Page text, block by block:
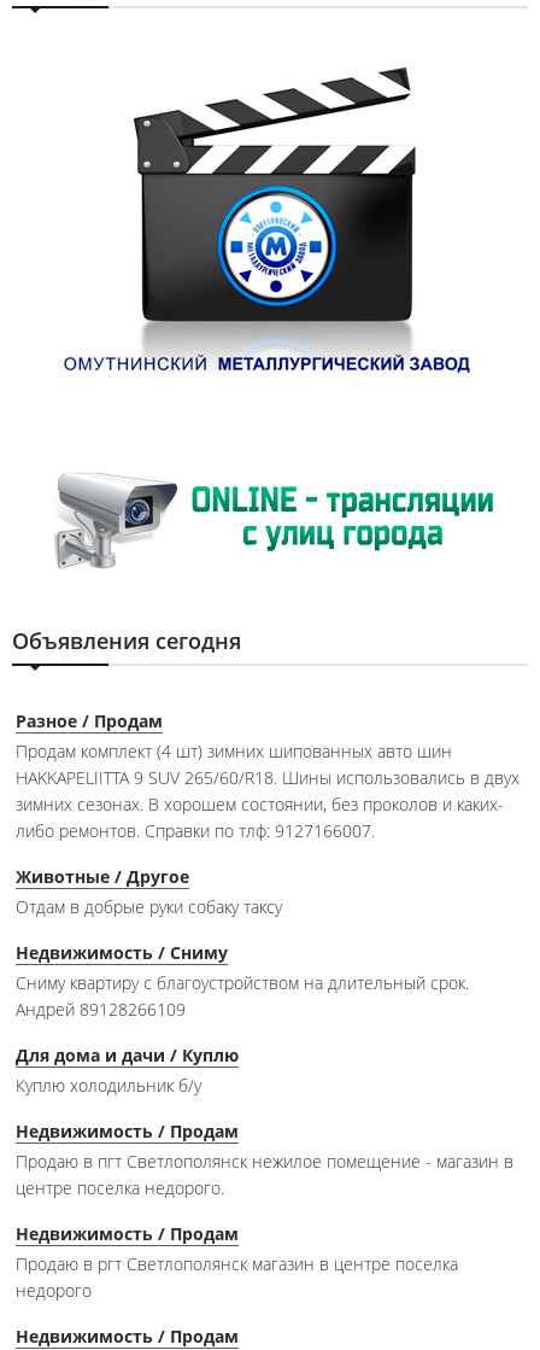
Объявления сегодня
Разное / Продам
Продам комплект (4 шт) зимних шипованных авто шин
HAKKAPELIITTA 9 SUV 265/60/R18. Шины использовались в двух
зимних сезонах. В хорошем состоянии, без проколов и каких-
либо ремонтов. Справки по тлф: 9127166007.
Животные / Другое
Отдам в добрые руки собаку таксу
Недвижимость / Сниму
Сниму квартиру с благоустройством на длительный срок.
Андрей 89128266109
Для дома и дачи / Куплю
Куплю холодильник б/у
Недвижимость / Продам
Продаю в пгт Светлополянск нежилое помещение - магазин в
центре поселка недорого.
Недвижимость / Продам
Продаю в ргт Светлополянск магазин в центре поселка
недорого
Недвижимость / Продам